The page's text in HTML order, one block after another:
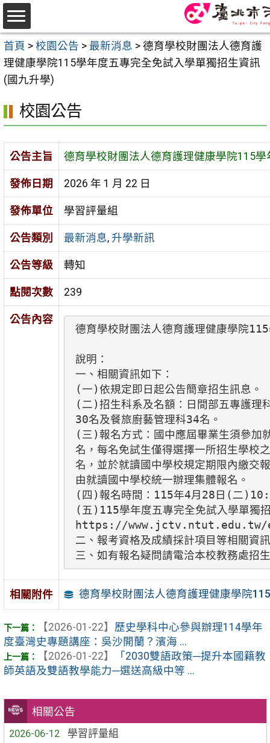
跳
至
主
要
內
首頁 > 校園公告 > 最新消息 > 德育學校財團法人德育護
理健康學院115學年度五專完全免試入學單獨招生資訊
(國九升學)
相關公告
2026-06-12
學習評量組
校園公告
公告主旨 德育學校財團法人德育護理健康學院115
發佈日期 2026 年 1 月 22 日
發佈單位 學習評量組
公告類別 最新消息,升學新訊
公告等級 轉知
點閱次數 239
公告內容
德育學校財團法人德育護理健康學院
說明：
一、相關資訊如下：
(一)依規定即日起公告簡章招生訊息。
(二)招生科系及名額：日間部五專護理
30名及餐旅廚藝管理科34名。
(三)報名方式：國中應屆畢業生須參加
名，每名免試生僅得選擇一所招生學校
名，並於就讀國中學校規定期限內繳交
由就讀國中學校統一辦理集體報名。
(四)報名時間：115年4月28日(二
(五)115學年度五專完全免試入學單獨
https://www.jctv.ntut.edu.tw/
二、報考資格及成績採計項目等相關資
三、如有報名疑問請電洽本校教務處
相關附件 德育學校財團法人德育護理健康學院
【2026-01-22】 歷史學科中心參與辦理114學年
度臺灣史專題講座：吳沙開蘭？濱海 ...
【2026-01-22】
「2030雙語政策─提升本國籍教
師英語及雙語教學能力─選送高級中等 ...
選
單